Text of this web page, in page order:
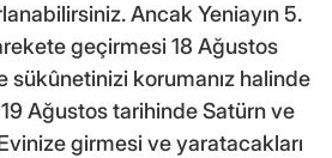
Ancak Yeniayın 5.
geçirmesi 18 Ağustos
sükûnetinizi korumanız halinde
19 Ağustos tarihinde Satürn ve
girmesi ve yaratacakları